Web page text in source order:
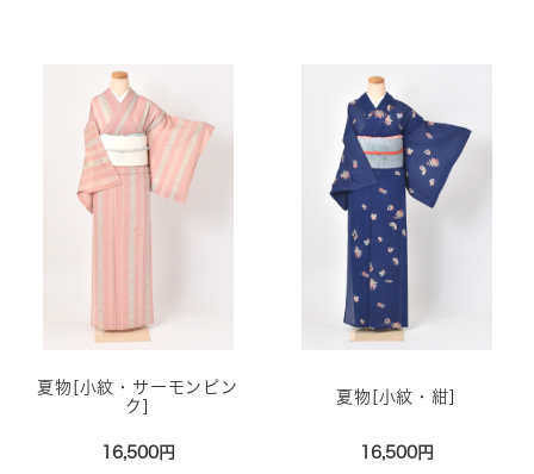
夏物[小紋・サーモンピン
ク]
16,500円
夏物[小紋・紺]
16,500円